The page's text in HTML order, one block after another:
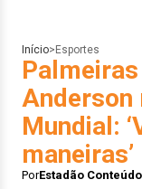
Início> Esportes
Anderson
Mundial:
maneiras’
PorEstadão Conteúdo